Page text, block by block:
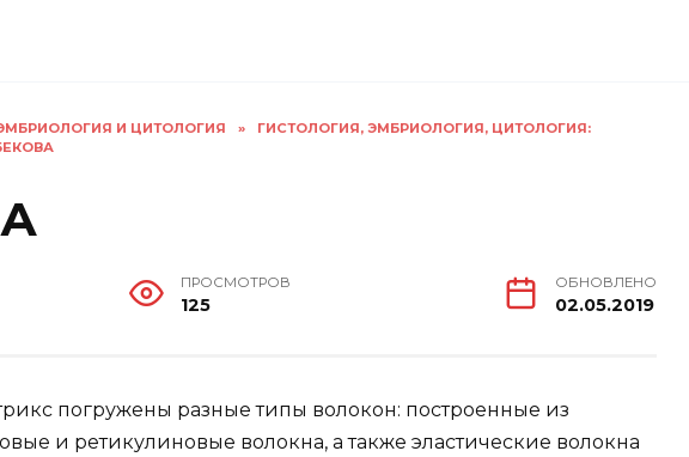
И ЦИТОЛОГИЯ »
ГИСТОЛОГИЯ, ЭМБРИОЛОГИЯ, ЦИТОЛОГИЯ:
ПРОСМОТРОВ
125
ОБНОВЛЕНО
02.05.2019
погружены разные типы волокон: построенные из
и ретикулиновые волокна, а также эластические волокна